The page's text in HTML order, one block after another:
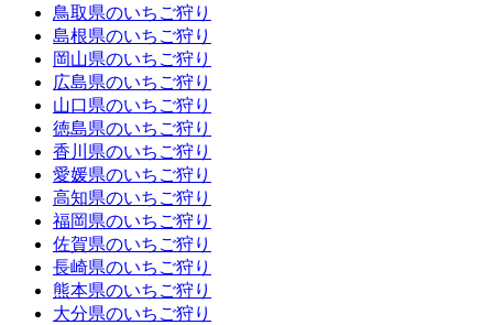
鳥取県のいちご狩り
島根県のいちご狩り
岡山県のいちご狩り
広島県のいちご狩り
山口県のいちご狩り
徳島県のいちご狩り
香川県のいちご狩り
愛媛県のいちご狩り
高知県のいちご狩り
福岡県のいちご狩り
佐賀県のいちご狩り
長崎県のいちご狩り
熊本県のいちご狩り
大分県のいちご狩り